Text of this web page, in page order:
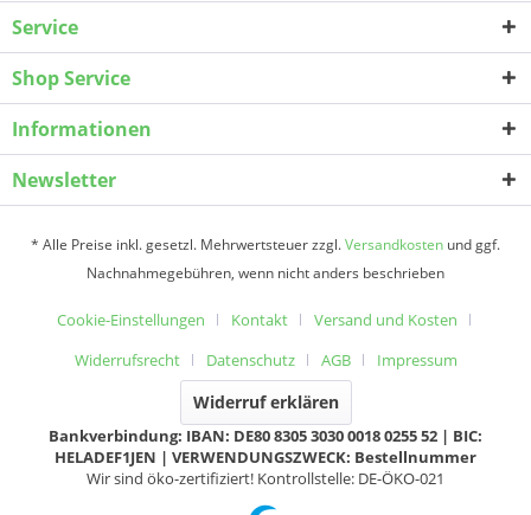
Service
Shop Service
Informationen
Newsletter
* Alle Preise inkl. gesetzl. Mehrwertsteuer zzgl.Versandkosten und ggf.
Nachnahmegebühren, wenn nicht anders beschrieben
Cookie-Einstellungen Kontakt
Versand und Kosten
Widerrufsrecht
Datenschutz AGB Impressum
Widerruf erklären
Bankverbindung: IBAN: DE80 8305 3030 0018 0255 52 | BIC:
HELADEF1JEN | VERWENDUNGSZWECK: Bestellnummer
Wir sind öko-zertifiziert! Kontrollstelle: DE-ÖKO-021